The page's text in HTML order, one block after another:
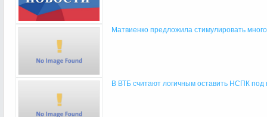
Матвиенко предложила стимулировать
В ВТБ считают логичным оставить НСПК под